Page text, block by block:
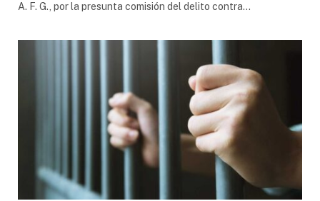
A. F. G., por la presunta comisión del delito contra…